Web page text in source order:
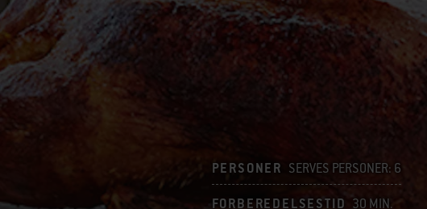
PERSONER SERVES PERSONER: 6
FORBEREDELSESTID 30 MIN.